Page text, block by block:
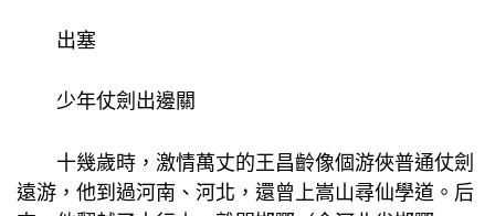
出塞
少年仗劍出邊關
十幾歲時，激情萬丈的王昌齡像個游俠普通仗劍
遠游，他到過河南、河北，還曾上嵩山尋仙學道。后